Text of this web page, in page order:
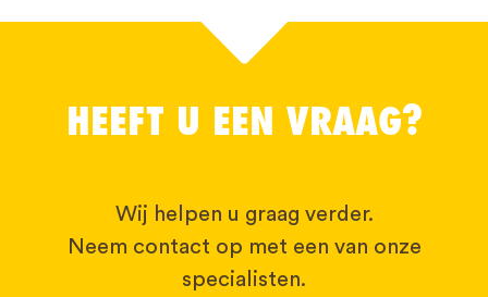
HEEFT U EEN VRAAG?
Wij helpen u graag verder.
Neem contact op met een van onze
specialisten.